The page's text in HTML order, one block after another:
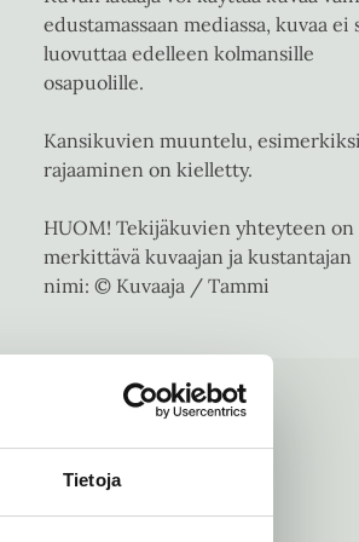
Tietoja
edustamassaan mediassa, kuvaa ei
luovuttaa edelleen kolmansille
osapuolille.
Kansikuvien muuntelu, esimerkiksi
rajaaminen on kielletty.
HUOM! Tekijäkuvien yhteyteen on
merkittävä kuvaajan ja kustantajan
nimi: © Kuvaaja / Tammi